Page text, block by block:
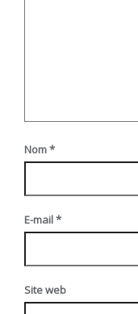
Nom*
E-mail*
Site web